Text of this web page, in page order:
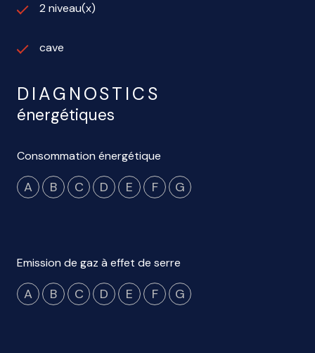
2 niveau(x)
cave
DIAGNOSTICS
énergétiques
Consommation énergétique
A B C D E F G
Emission de gaz à effet de serre
A B C D E F G